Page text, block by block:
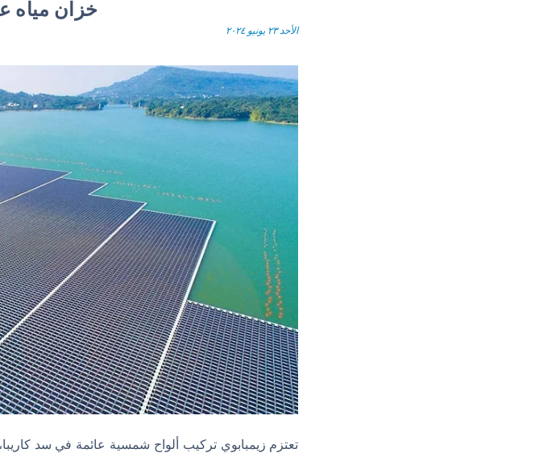
خزان مياه
الأحد ٢٣ يونيو ٢٠٢٤
تعتزم زيمبابوي تركيب ألواح شمسية عائمة في سد